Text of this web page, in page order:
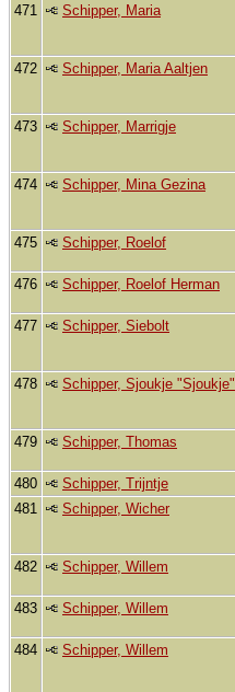
471
Schipper, Maria
472
Schipper, Maria Aaltjen
473
Schipper, Marrigje
474
Schipper, Mina Gezina
475 Schipper, Roelof
476
Schipper, Roelof Herman
477
Schipper, Siebolt
478
Schipper, Sjoukje "Sjoukje"
479 Schipper, Thomas
480
Schipper, Trijntje
481
Schipper, Wicher
482 Schipper, Willem
483 Schipper, Willem
484
Schipper, Willem